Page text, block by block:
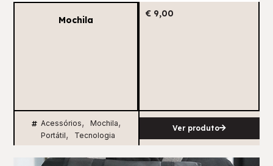
Mochila
€ 9,00
Acessórios, Mochila,
Portátil, Tecnologia
Ver produto